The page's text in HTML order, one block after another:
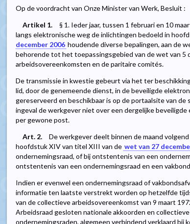
Op de voordracht van Onze Minister van Werk, Besluit :
Artikel 1.
§ 1. Ieder jaar, tussen 1 februari en 10
langs elektronische weg de inlichtingen bedoeld in
december 2006 houdende diverse bepalingen, aan de
behorende tot het toepassingsgebied van de wet van
arbeidsovereenkomsten en de paritaire comités.
De transmissie in kwestie gebeurt via het ter
lid, door de genemeende dienst, in de beveiligde
gereserveerd en beschikbaar is op de portaalsite van de
ingeval de werkgever niet over een dergelijke
per gewone post.
Art. 2.
De werkgever deelt binnen de maand
hoofdstuk XIV van titel XIII van de wet van 27
ondernemingsraad, of bij ontstentenis van een
ontstentenis van een ondernemingsraad en een
Indien er evenwel een ondernemingsraad of
informatie ten laatste verstrekt worden op hetzelfde
van de collectieve arbeidsovereenkomst van 9 maart
Arbeidsraad gesloten nationale akkoorden en
ondernemingsraden, algemeen verbindend verklaard bij